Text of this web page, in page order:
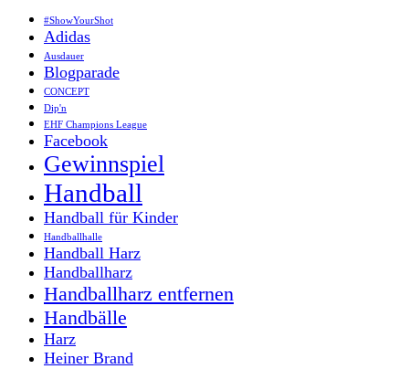
#ShowYourShot
Adidas
Ausdauer
Blogparade
CONCEPT
Dip'n
EHF Champions League
Facebook
Gewinnspiel
Handball
Handball für Kinder
Handballhalle
Handball Harz
Handballharz
Handballharz entfernen
Handbälle
Harz
Heiner Brand